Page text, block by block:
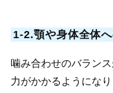
1-2.顎や身体全体
噛み合わせのバラン
力がかかるようになり